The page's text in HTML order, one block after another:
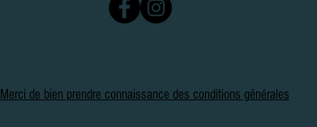
Merci de bien prendre connaissance des conditions générales